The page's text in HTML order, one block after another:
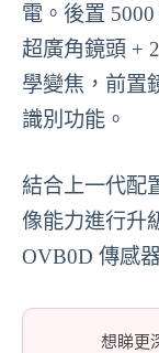
電。後置
超廣角鏡頭 +
學變焦，前置
識別功能。
結合上一代配
像能力進行升
OVB0D 傳感
想睇更